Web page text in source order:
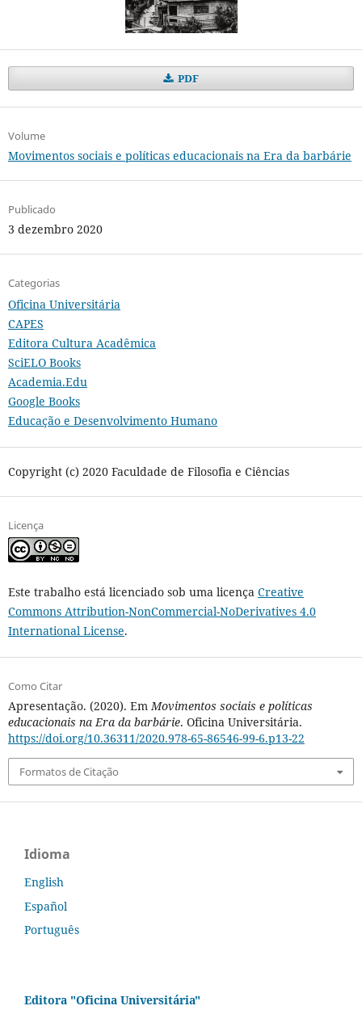
PDF
Volume
Movimentos sociais e políticas educacionais na Era da barbárie
Publicado
3 dezembro 2020
Categorias
Oficina Universitária
CAPES
Editora Cultura Acadêmica
SciELO Books
Academia.Edu
Google Books
Educação e Desenvolvimento Humano
Copyright (c) 2020 Faculdade de Filosofia e Ciências
Licença
Este trabalho está licenciado sob uma licença Creative
Commons Attribution-NonCommercial-NoDerivatives 4.0
International License.
Como Citar
Apresentação. (2020). Em Movimentos sociais e políticas
educacionais na Era da barbárie. Oficina Universitária.
https://doi.org/10.36311/2020.978-65-86546-99-6.p13-22
Formatos de Citação
Idioma
English
Español
Português
Editora "Oficina Universitária"